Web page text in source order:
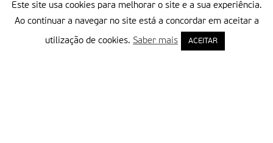
Este site usa cookies para melhorar o site e a sua experiência.
Ao continuar a navegar no site está a concordar em aceitar a
utilização de cookies. Saber mais ACEITAR